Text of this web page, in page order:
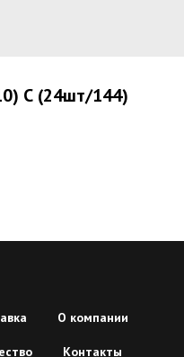
С (24шт/144)
О компании
Контакты